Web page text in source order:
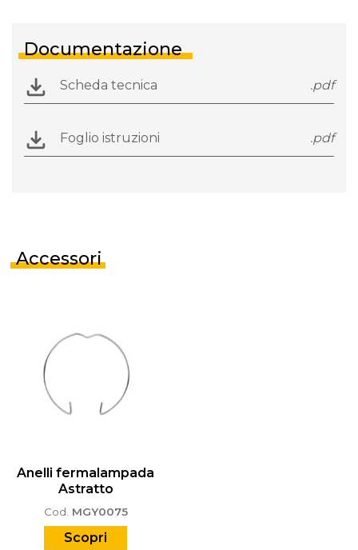
Documentazione
Scheda tecnica .pdf
Foglio istruzioni .pdf
Accessori
Anelli fermalampada
Astratto
Cod. MGY0075
Scopri